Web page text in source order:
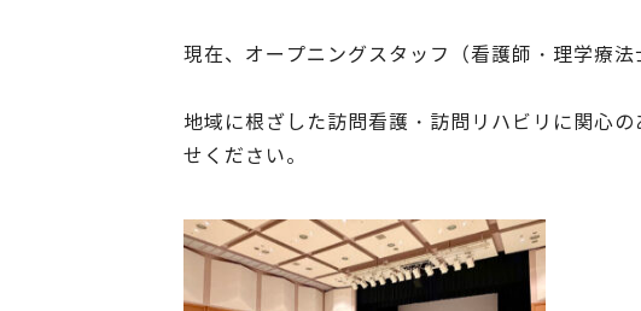
現在、オープニングスタッフ（看護師・理学療
地域に根ざした訪問看護・訪問リハビリに関心
せください。